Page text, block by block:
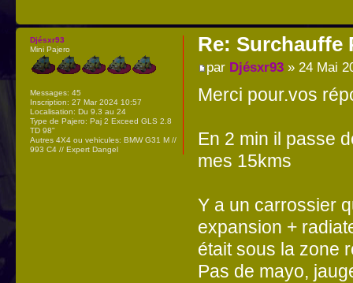
Re: Surchauffe
par Djésxr93» 24 Mai
Merci pour.vos
En 2 min il passe
mes 15kms
Y a un carrossier
expansion +
était sous la zone
Pas de mayo,
Djésxr93
Mini Pajero
Messages: 45
Inscription: 27 Mar 2024 10:57
Localisation: Du 9.3 au 24
Type de Pajero: Paj 2 Exceed GLS 2.8
TD 98"
Autres 4X4 ou vehicules: BMW G31 M //
993 C4 // Expert Dangel